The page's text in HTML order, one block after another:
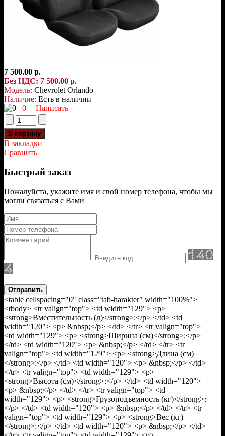
7 500.00 р.
Без НДС: 7 500.00 р.
Модель: Chevrolet Orlando
Наличие: Есть в наличии
0 | Написать
В закладки
Сравнить
Быстрый заказ
Пожалуйста, укажите имя и свой номер телефона, чтобы мы
могли связаться с Вами
Отправить
<table cellspacing="0" class="tab-harakter" width="100%">
<tbody> <tr valign="top"> <td width="129"> <p>
<strong>Вместительность (л)</strong>:</p> </td> <td
width="120"> <p> &nbsp;</p> </td> </tr> <tr valign="top">
<td width="129"> <p> <strong>Ширина (см)</strong>:</p>
</td> <td width="120"> <p> &nbsp;</p> </td> </tr> <tr
valign="top"> <td width="129"> <p> <strong>Длина (см)
</strong>:</p> </td> <td width="120"> <p> &nbsp;</p> </td>
</tr> <tr valign="top"> <td width="129"> <p>
<strong>Высота (см)</strong>:</p> </td> <td width="120">
<p> &nbsp;</p> </td> </tr> <tr valign="top"> <td
width="129"> <p> <strong>Грузоподъемность (кг)</strong>:
</p> </td> <td width="120"> <p> &nbsp;</p> </td> </tr> <tr
valign="top"> <td width="129"> <p> <strong>Вес (кг)
</strong>:</p> </td> <td width="120"> <p> &nbsp;</p> </td>